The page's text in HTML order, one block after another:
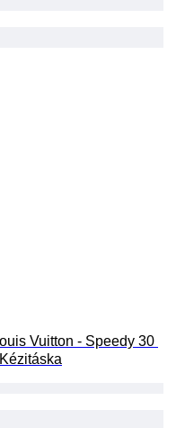
Vuitton - Speedy 30